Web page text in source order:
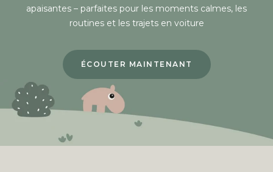
apaisantes – parfaites pour les moments calmes, les
routines et les trajets en voiture
ÉCOUTER MAINTENANT